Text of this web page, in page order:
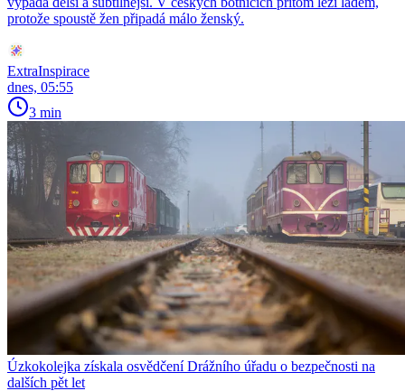
protože spoustě žen připadá málo ženský.
ExtraInspirace
dnes, 05:55
3 min
Úzkokolejka získala osvědčení Drážního úřadu o bezpečnosti na
dalších pět let